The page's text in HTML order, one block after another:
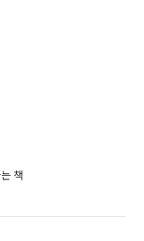
책